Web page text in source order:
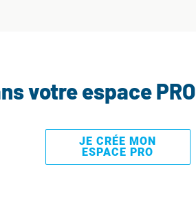
votre espace PRO
JE CRÉE MON
ESPACE PRO